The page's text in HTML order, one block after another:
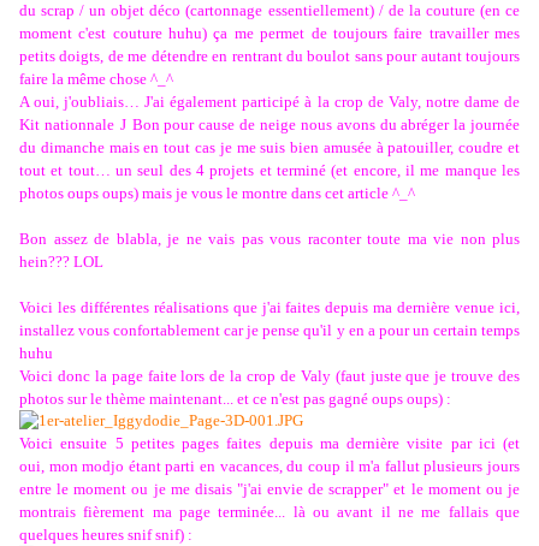
du scrap / un objet déco (cartonnage essentiellement) / de la couture (en ce
moment c'est couture huhu) ça me permet de toujours faire travailler mes
petits doigts, de me détendre en rentrant du boulot sans pour autant toujours
faire la même chose ^_^
A oui, j'oubliais… J'ai également participé à la crop de Valy, notre dame de
Kit nationnale J Bon pour cause de neige nous avons du abréger la journée
du dimanche mais en tout cas je me suis bien amusée à patouiller, coudre et
tout et tout… un seul des 4 projets et terminé (et encore, il me manque les
photos oups oups) mais je vous le montre dans cet article ^_^
Bon assez de blabla, je ne vais pas vous raconter toute ma vie non plus
hein??? LOL
Voici les différentes réalisations que j'ai faites depuis ma dernière venue ici,
installez vous confortablement car je pense qu'il y en a pour un certain temps
huhu
Voici donc la page faite lors de la crop de Valy (faut juste que je trouve des
photos sur le thème maintenant... et ce n'est pas gagné oups oups) :
Voici ensuite 5 petites pages faites depuis ma dernière visite par ici (et
oui, mon modjo étant parti en vacances, du coup il m'a fallut plusieurs jours
entre le moment ou je me disais "j'ai envie de scrapper" et le moment ou je
montrais fièrement ma page terminée... là ou avant il ne me fallais que
quelques heures snif snif) :